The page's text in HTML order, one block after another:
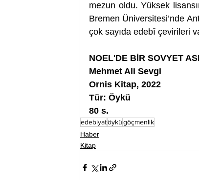
mezun oldu. Yüksek
Bremen Üniversitesi’nde
çok sayıda edebî çevirileri
NOEL'DE BİR SOVYET
Mehmet Ali Sevgi
Ornis Kitap, 2022
Tür: Öykü
80 s.
edebiyatöykügöçmenlik
Haber
Kitap